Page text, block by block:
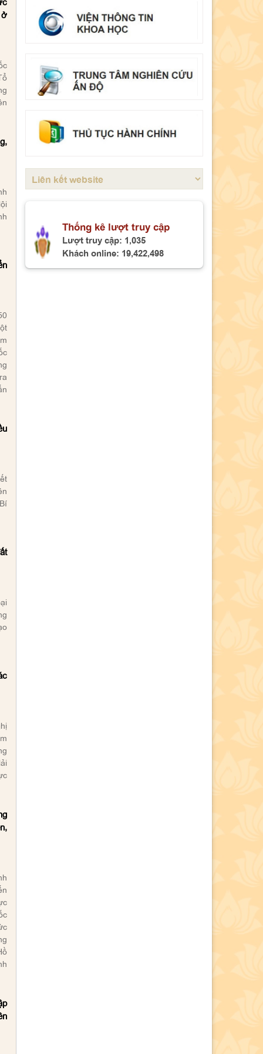
Thông báo tổ chức bảo vệ luận án
tiến sĩ cho Nghiên cứu sinh Nguyễn
Mục lục Tạp chí Kinh tế và Quản lý,
số 92 (4-2026)
số 90 (02-2026)
Sinh hoạt chuyên đề: “Nghị quyết số
Nam”
Tọa đàm khoa học “Mô hình phát
triển Việt Nam trong tầm nhìn đến
Thống kê lượt truy cập
Lượt truy cập: 1,035
Khách online: 19,422,498